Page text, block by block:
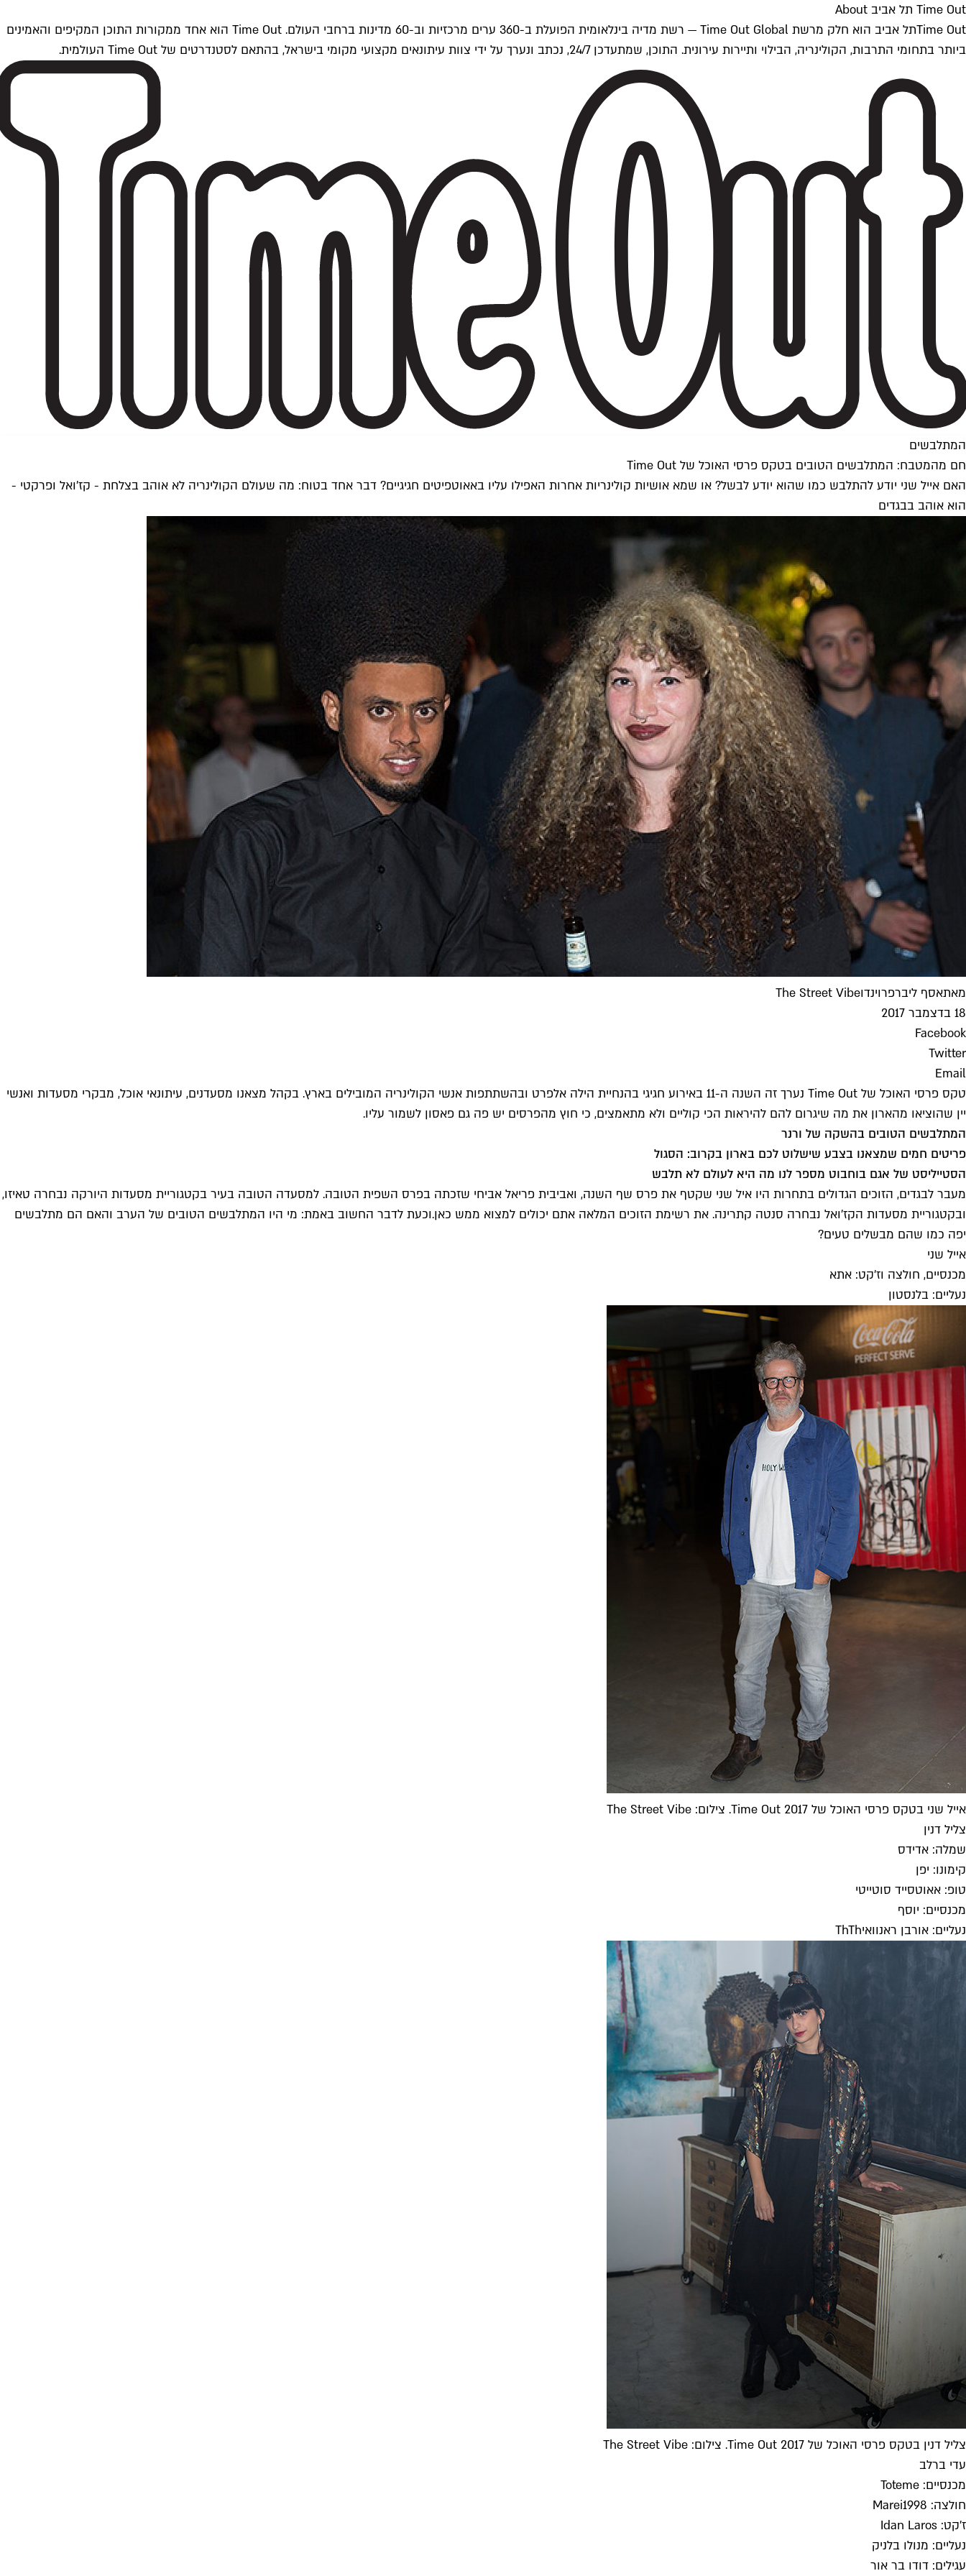
Time Out תל אביב About
Time Outתל אביב הוא חלק מרשת Time Out Global — רשת מדיה בינלאומית הפועלת ב-360 ערים מרכזיות וב-60 מדינות ברחבי העולם. Time Out הוא אחד ממקורות התוכן המקיפים והאמינים
ביותר בתחומי התרבות, הקולינריה, הבילוי ותיירות עירונית. התוכן, שמתעדכן 24/7, נכתב ונערך על ידי צוות עיתונאים מקצועי מקומי בישראל, בהתאם לסטנדרטים של Time Out העולמית.
המתלבשים
חם מהמטבח: המתלבשים הטובים בטקס פרסי האוכל של Time Out
האם אייל שני יודע להתלבש כמו שהוא יודע לבשל? או שמא אושיות קולינריות אחרות האפילו עליו באאוטפיטים חגיגיים? דבר אחד בטוח: מה שעולם הקולינריה לא אוהב בצלחת - קז'ואל ופרקטי -
הוא אוהב בבגדים
מאתאסף ליברפרוינדוThe Street Vibe
18 בדצמבר 2017
Facebook
Twitter
Email
טקס פרסי האוכל של Time Out נערך זה השנה ה-11 באירוע חגיגי בהנחיית הילה אלפרט ובהשתתפות אנשי הקולינריה המובילים בארץ. בקהל מצאנו מסעדנים, עיתונאי אוכל, מבקרי מסעדות ואנשי
יין שהוציאו מהארון את מה שיגרום להם להיראות הכי קוליים ולא מתאמצים, כי חוץ מהפרסים יש פה גם פאסון לשמור עליו.
המתלבשים הטובים בהשקה של ורנר
פריטים חמים שמצאנו בצבע שישלוט לכם בארון בקרוב: הסגול
הסטייליסט של אגם בוחבוט מספר לנו מה היא לעולם לא תלבש
מעבר לבגדים, הזוכים הגדולים בתחרות היו איל שני שקטף את פרס שף השנה, ואביבית פריאל אביחי שזכתה בפרס השפית הטובה. למסעדה הטובה בעיר בקטגוריית מסעדות היורקה נבחרה טאיזו,
ובקטגוריית מסעדות הקז'ואל נבחרה סנטה קתרינה. את רשימת הזוכים המלאה אתם יכולים למצוא ממש כאן.וכעת לדבר החשוב באמת: מי היו המתלבשים הטובים של הערב והאם הם מתלבשים
יפה כמו שהם מבשלים טעים?
אייל שני
מכנסיים, חולצה וז'קט: אתא
נעליים: בלנסטון
אייל שני בטקס פרסי האוכל של Time Out 2017. צילום: The Street Vibe
צליל דנין
שמלה: אדידס
קימונו: יפן
טופ: אאוטסייד סוטייטי
מכנסיים: יוסף
נעליים: אורבן ראנוואיThTh
צליל דנין בטקס פרסי האוכל של Time Out 2017. צילום: The Street Vibe
עדי ברלב
מכנסיים: Toteme
חולצה: Marei1998
ז'קט: Idan Laros
נעליים: מנולו בלניק
עגילים: דודו בר אור